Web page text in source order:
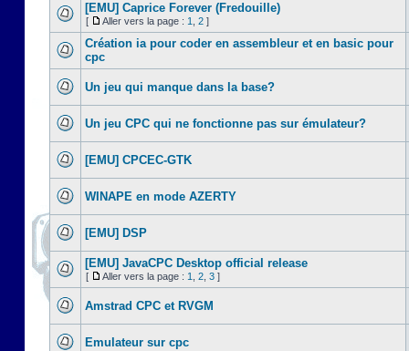
[EMU] Caprice Forever (Fredouille)
[ Aller vers la page : 1 2 ]
Création ia pour coder en assembleur et en basic pour
cpc
Un jeu qui manque dans la base?
Un jeu CPC qui ne fonctionne pas sur émulateur?
[EMU] CPCEC-GTK
WINAPE en mode AZERTY
[EMU] DSP
[EMU] JavaCPC Desktop official release
[ Aller vers la page : 1 2 3 ]
Amstrad CPC et RVGM
Emulateur sur cpc